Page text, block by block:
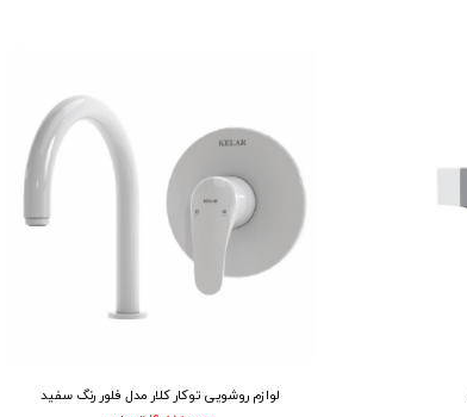
لوازم روشویی توکار کلار مدل فلور رنگ سفید